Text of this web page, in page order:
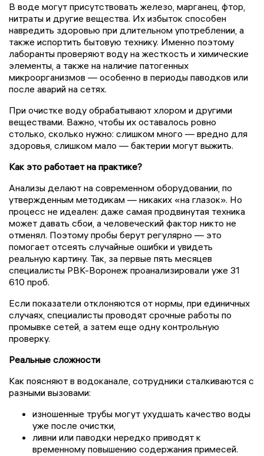
В воде могут присутствовать железо, марганец, фтор,
нитраты и другие вещества. Их избыток способен
навредить здоровью при длительном употреблении, а
также испортить бытовую технику. Именно поэтому
лаборанты проверяют воду на жесткость и химические
элементы, а также на наличие патогенных
микроорганизмов — особенно в периоды паводков или
после аварий на сетях.
При очистке воду обрабатывают хлором и другими
веществами. Важно, чтобы их оставалось ровно
столько, сколько нужно: слишком много — вредно для
здоровья, слишком мало — бактерии могут выжить.
Как это работает на практике?
Анализы делают на современном оборудовании, по
утвержденным методикам — никаких «на глазок». Но
процесс не идеален: даже самая продвинутая техника
может давать сбои, а человеческий фактор никто не
отменял. Поэтому пробы берут регулярно — это
помогает отсеять случайные ошибки и увидеть
реальную картину. Так, за первые пять месяцев
специалисты РВК-Воронеж проанализировали уже 31
610 проб.
Если показатели отклоняются от нормы, при единичных
случаях, специалисты проводят срочные работы по
промывке сетей, а затем еще одну контрольную
проверку.
Реальные сложности
Как поясняют в водоканале, сотрудники сталкиваются с
разными вызовами:
изношенные трубы могут ухудшать качество воды
уже после очистки,
ливни или паводки нередко приводят к
временному повышению содержания примесей.